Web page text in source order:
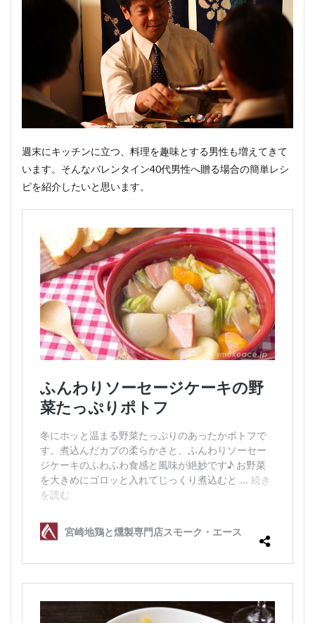
週末にキッチンに立つ、料理を趣味とする男性も増えてきて
います。そんなバレンタイン40代男性へ贈る場合の簡単レシ
ピを紹介したいと思います。